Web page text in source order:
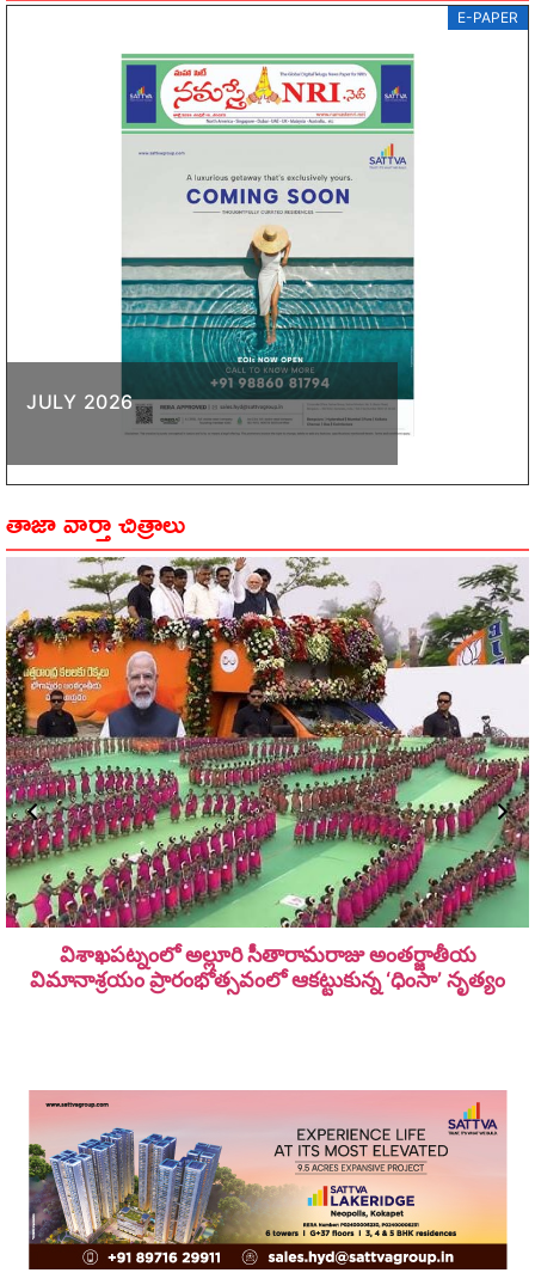
E-PAPER
JULY 2026
తాజా వార్తా చిత్రాలు
విశాఖపట్నంలో అల్లూరి సీతారామ‌రాజు అంత‌ర్జాతీయ
విమానాశ్ర‌యం ప్రారంభోత్సవంలో ఆకట్టుకున్న ‘ధింసా’ నృత్యం